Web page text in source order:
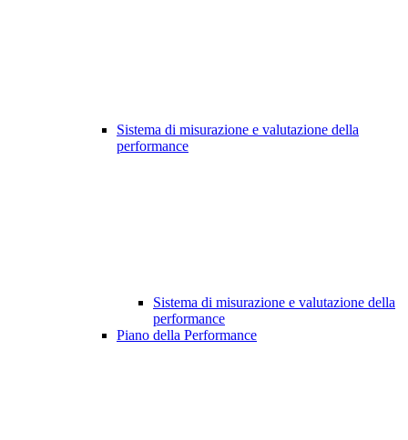
Sistema di misurazione e valutazione della
performance
Sistema di misurazione e valutazione della
performance
Piano della Performance